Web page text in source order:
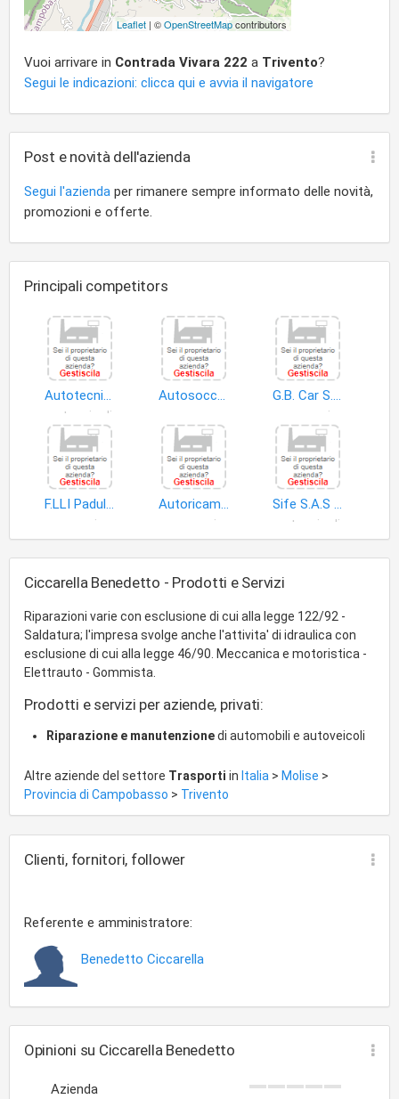
Leaflet | ©OpenStreetMapcontributors
Vuoi arrivare in Contrada Vivara 222 a Trivento?
Segui le indicazioni: clicca qui e avvia il navigatore
Post e novità dell'azienda
Segui l'azienda per rimanere sempre informato delle novità,
promozioni e offerte.
Principali competitors
Autotecnica di Nucciarone Carmelina & C. S.n.c
autoveicoli
Autosoccorso Trignina di Florio Pierpaolo e Molinaro Mauro S.n.c
G.B. Car S.r.l. O, In Forma Abbreviata, G.B. Car S.r.l
F.LLI Padula di Padula Mario e Gennaro S.n.c
merci
Autoricambi Marchetti Emidio
Sife S.A.S di Felice Luigi
autoveicoli
Ciccarella Benedetto - Prodotti e Servizi
Riparazioni varie con esclusione di cui alla legge 122/92 -
Saldatura; l'impresa svolge anche l'attivita' di idraulica con
esclusione di cui alla legge 46/90. Meccanica e motoristica -
Elettrauto - Gommista.
Prodotti e servizi per aziende, privati:
Riparazione e manutenzionedi automobili e autoveicoli
Altre aziende del settore Trasporti in Italia > Molise >
Provincia di Campobasso > Trivento
Clienti, fornitori, follower
Referente e amministratore:
Benedetto Ciccarella
Opinioni su Ciccarella Benedetto
Azienda